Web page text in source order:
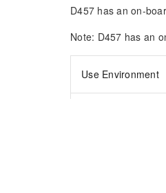
D457 has an on-
Note: D457 has an
Use Environment